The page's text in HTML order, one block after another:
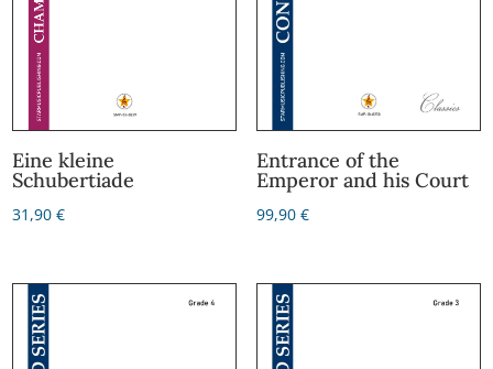
Eine kleine
Schubertiade
31,90€
Entrance of the
Emperor and his Court
99,90 €